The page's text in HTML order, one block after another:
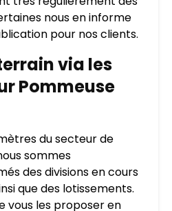
nous en informe
pour nos clients.
via les
Pommeuse
du secteur de
sommes
des divisions en cours
que des lotissements.
vous les proposer en